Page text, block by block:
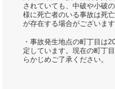
されていても、中破や小破
様に死亡者のいる事故は死
が存在する場合がございま
・事故発生地点の町丁目は
定しています。現在の町丁
らかじめご了承ください。